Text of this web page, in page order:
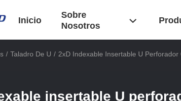
Inicio
Sobre
Nosotros
/ Taladro De U / 2xD Indexable Insertable U
insertable U